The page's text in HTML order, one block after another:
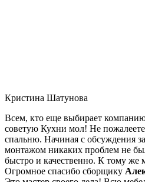
Кристина Шатунова
Всем, кто еще выбирает
советую Кухни мол! Не
спальню. Начиная с обсуждения
монтажом никаких проблем не
быстро и качественно. К тому же
Огромное спасибо сборщику